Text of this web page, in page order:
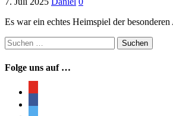
Es war ein echtes Heimspiel der
Suchen
nach:
Folge uns auf …